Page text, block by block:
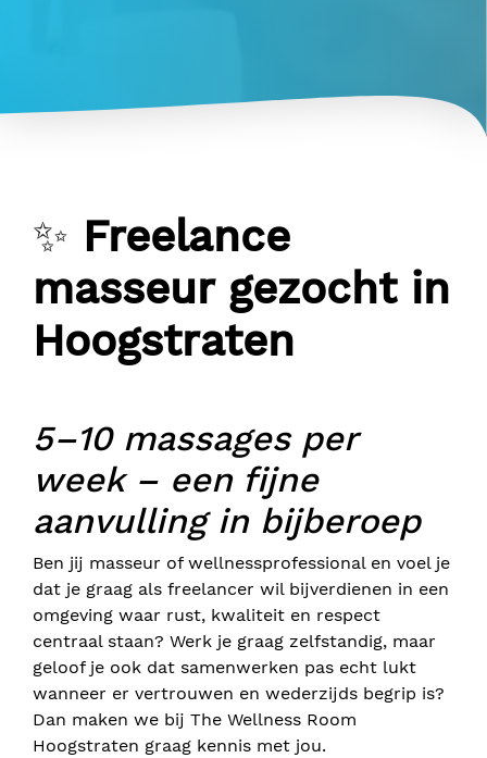
✨ Freelance
masseur gezocht in
Hoogstraten
5–10 massages per
week – een fijne
aanvulling in bijberoep
Ben jij masseur of wellnessprofessional en voel je
dat je graag als freelancer wil bijverdienen in een
omgeving waar rust, kwaliteit en respect
centraal staan? Werk je graag zelfstandig, maar
geloof je ook dat samenwerken pas echt lukt
wanneer er vertrouwen en wederzijds begrip is?
Dan maken we bij The Wellness Room
Hoogstraten graag kennis met jou.